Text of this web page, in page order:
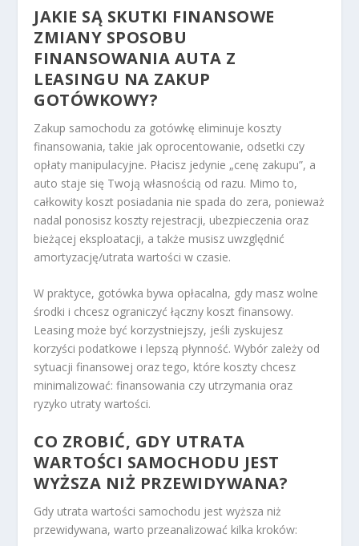
JAKIE SĄ SKUTKI FINANSOWE
ZMIANY SPOSOBU
FINANSOWANIA AUTA Z
LEASINGU NA ZAKUP
GOTÓWKOWY?
Zakup samochodu za gotówkę eliminuje koszty
finansowania, takie jak oprocentowanie, odsetki czy
opłaty manipulacyjne. Płacisz jedynie „cenę zakupu”, a
auto staje się Twoją własnością od razu. Mimo to,
całkowity koszt posiadania nie spada do zera, ponieważ
nadal ponosisz koszty rejestracji, ubezpieczenia oraz
bieżącej eksploatacji, a także musisz uwzględnić
amortyzację/utrata wartości w czasie.
W praktyce, gotówka bywa opłacalna, gdy masz wolne
środki i chcesz ograniczyć łączny koszt finansowy.
Leasing może być korzystniejszy, jeśli zyskujesz
korzyści podatkowe i lepszą płynność. Wybór zależy od
sytuacji finansowej oraz tego, które koszty chcesz
minimalizować: finansowania czy utrzymania oraz
ryzyko utraty wartości.
CO ZROBIĆ, GDY UTRATA
WARTOŚCI SAMOCHODU JEST
WYŻSZA NIŻ PRZEWIDYWANA?
Gdy utrata wartości samochodu jest wyższa niż
przewidywana, warto przeanalizować kilka kroków: